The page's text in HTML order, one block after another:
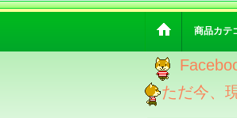
商品カテ
ただ今、